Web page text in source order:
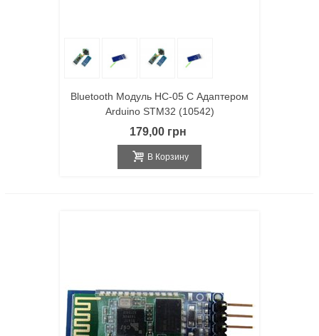
Bluetooth Модуль HC-05 С Адаптером
Arduino STM32 (10542)
179,00 грн
В Корзину